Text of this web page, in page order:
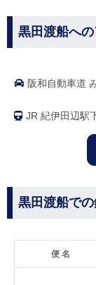
黒田渡船へ
阪和自動車道
JR 紀伊田辺駅
黒田渡船で
便 名